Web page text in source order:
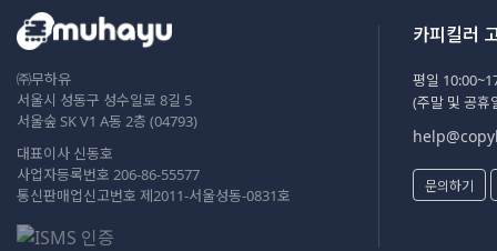
㈜무하유
서울시 성동구 성수일로 8길 5
서울숲 SK V1 A동 2층 (04793)
대표이사 신동호
사업자등록번호 206-86-55577
통신판매업신고번호 제2011-서울성동-0831호
카피킬러
평일
(주말 및 공휴
문의하기